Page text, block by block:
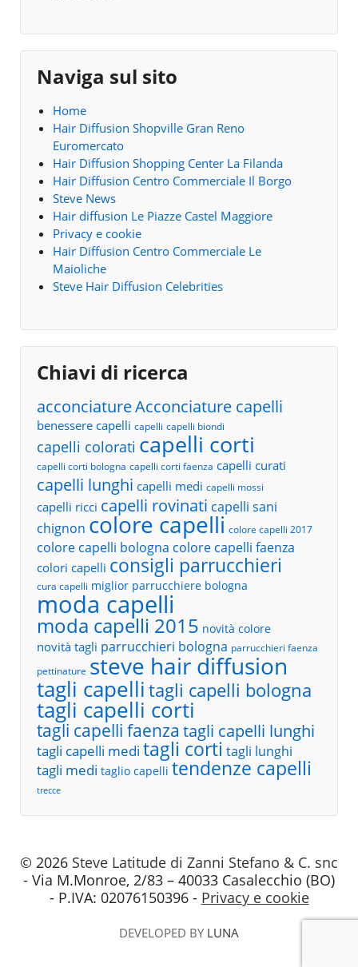
Naviga sul sito
Home
Hair Diffusion Shopville Gran Reno
Euromercato
Hair Diffusion Shopping Center La Filanda
Hair Diffusion Centro Commerciale Il Borgo
Steve News
Hair diffusion Le Piazze Castel Maggiore
Privacy e cookie
Hair Diffusion Centro Commerciale Le
Maioliche
Steve Hair Diffusion Celebrities
Chiavi di ricerca
acconciatureAcconciature capelli
benessere capelli capelli capelli biondi
capelli colorati capelli corti
capelli corti bologna capelli corti faenza capelli curati
capelli lunghi capelli medi capelli mossi
capelli ricci capelli rovinati capelli sani
chignon colore capelli colore capelli 2017
colore capelli bologna colore capelli faenza
colori capelli consigli parrucchieri
cura capelli miglior parrucchiere bologna
moda capelli
moda capelli 2015 novità colore
novità tagli parrucchieri bologna parrucchieri faenza
pettinature steve hair diffusion
tagli capelli tagli capelli bologna
tagli capelli corti
tagli capelli faenza tagli capelli lunghi
tagli capelli medi tagli corti tagli lunghi
tagli medi taglio capelli tendenze capelli
trecce
© 2026 Steve Latitude di Zanni Stefano & C. snc
- Via M.Monroe, 2/83 – 40033 Casalecchio (BO)
- P.IVA: 02076150396 - Privacy e cookie
DEVELOPED BY LUNA